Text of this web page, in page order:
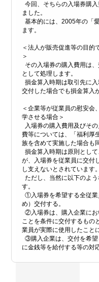
今回、そちらの入場券購
ました。
基本的には、2005年の「
ます。
＜法人が販売促進等の目的
＞
その入場券の購入費用は
として処理します。
損金算入時期は取引先に
交付した場合でも損金算入
＜企業等が従業員の慰安会
学させる場合＞
入場券の購入費用及びそ
費等については、「福利厚
族を含めて実施した場合も
損金算入時期は原則とし
が、入場券を従業員に交付
し支えないとされています。
ただし、当然に以下のよ
す。
①入場券を希望する全従
め）交付する。
②入場券は、購入企業にお
ことを条件に交付するもの
業員が実際に使用したこと
③購入企業は、交付を希望
に金銭等を給付する等の対